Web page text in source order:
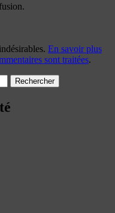
En savoir plus
sont traitées.